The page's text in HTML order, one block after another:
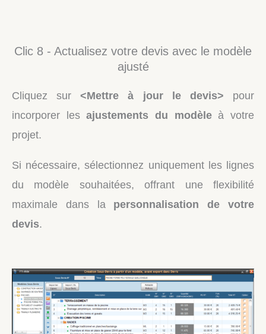
Clic 8 - Actualisez votre devis avec le modèle
ajusté
Cliquez sur<Mettre à jour le devis> pour
incorporer lesajustements du modèleà votre
projet.
Si nécessaire, sélectionnez uniquement les lignes
du modèle souhaitées, offrant une flexibilité
maximale dans lapersonnalisation de votre
devis.